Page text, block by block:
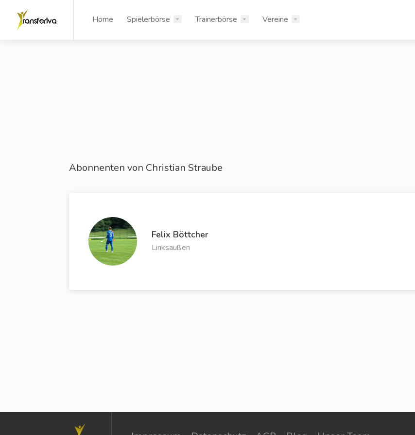
Home Spielerbörse Trainerbörse Vereine
Abonnenten von Christian Straube
Felix Böttcher
Linksaußen